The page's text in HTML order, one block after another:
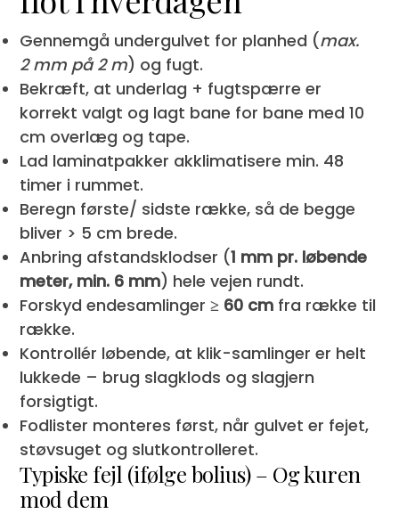
Gennemgå undergulvet for planhed (max.
2 mm på 2 m) og fugt.
Bekræft, at underlag + fugtspærre er
korrekt valgt og lagt bane for bane med 10
cm overlæg og tape.
Lad laminatpakker akklimatisere min. 48
timer i rummet.
Beregn første/ sidste række, så de begge
bliver > 5 cm brede.
Anbring afstandsklodser (1 mm pr. løbende
meter, min. 6 mm) hele vejen rundt.
Forskyd endesamlinger≥ 60 cm fra række til
række.
Kontrollér løbende, at klik-samlinger er helt
lukkede – brug slagklods og slagjern
forsigtigt.
Fodlister monteres først, når gulvet er fejet,
støvsuget og slutkontrolleret.
Typiske fejl (ifølge bolius) – Og kuren
mod dem